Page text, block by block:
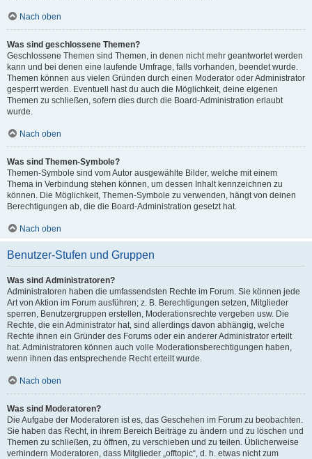
Nach oben
Was sind geschlossene Themen?
Geschlossene Themen sind Themen, in denen nicht mehr geantwortet werden
kann und bei denen eine laufende Umfrage, falls vorhanden, beendet wurde.
Themen können aus vielen Gründen durch einen Moderator oder Administrator
gesperrt werden. Eventuell hast du auch die Möglichkeit, deine eigenen
Themen zu schließen, sofern dies durch die Board-Administration erlaubt
wurde.
Nach oben
Was sind Themen-Symbole?
Themen-Symbole sind vom Autor ausgewählte Bilder, welche mit einem
Thema in Verbindung stehen können, um dessen Inhalt kennzeichnen zu
können. Die Möglichkeit, Themen-Symbole zu verwenden, hängt von deinen
Berechtigungen ab, die die Board-Administration gesetzt hat.
Nach oben
Benutzer-Stufen und Gruppen
Was sind Administratoren?
Administratoren haben die umfassendsten Rechte im Forum. Sie können jede
Art von Aktion im Forum ausführen; z. B. Berechtigungen setzen, Mitglieder
sperren, Benutzergruppen erstellen, Moderationsrechte vergeben usw. Die
Rechte, die ein Administrator hat, sind allerdings davon abhängig, welche
Rechte ihnen ein Gründer des Forums oder ein anderer Administrator erteilt
hat. Administratoren können auch volle Moderationsberechtigungen haben,
wenn ihnen das entsprechende Recht erteilt wurde.
Nach oben
Was sind Moderatoren?
Die Aufgabe der Moderatoren ist es, das Geschehen im Forum zu beobachten.
Sie haben das Recht, in ihrem Bereich Beiträge zu ändern und zu löschen und
Themen zu schließen, zu öffnen, zu verschieben und zu teilen. Üblicherweise
verhindern Moderatoren, dass Mitglieder „offtopic“, d. h. etwas nicht zum